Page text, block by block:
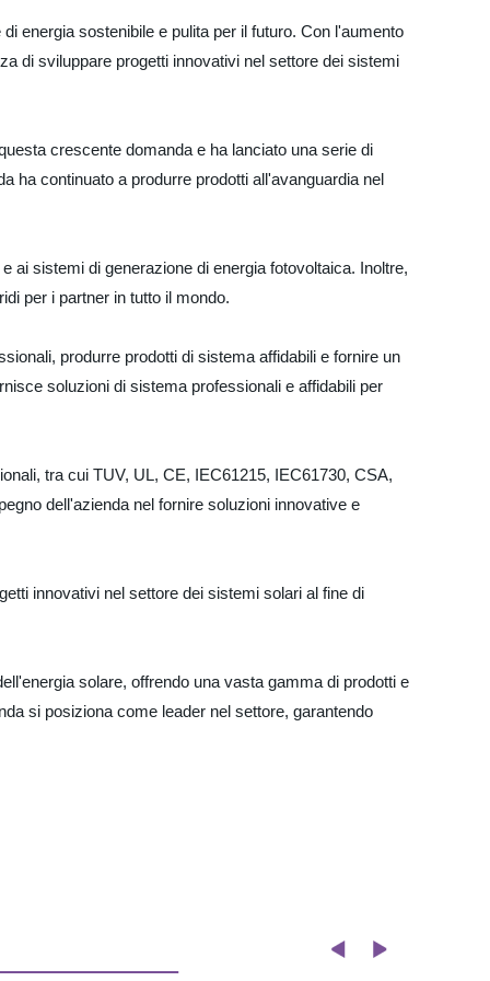
energia sostenibile e pulita per il futuro. Con l'aumento
di sviluppare progetti innovativi nel settore dei sistemi
crescente domanda e ha lanciato una serie di
ha continuato a produrre prodotti all'avanguardia nel
ai sistemi di generazione di energia fotovoltaica. Inoltre,
per i partner in tutto il mondo.
produrre prodotti di sistema affidabili e fornire un
soluzioni di sistema professionali e affidabili per
tra cui TUV, UL, CE, IEC61215, IEC61730, CSA,
dell'azienda nel fornire soluzioni innovative e
innovativi nel settore dei sistemi solari al fine di
solare, offrendo una vasta gamma di prodotti e
si posiziona come leader nel settore, garantendo